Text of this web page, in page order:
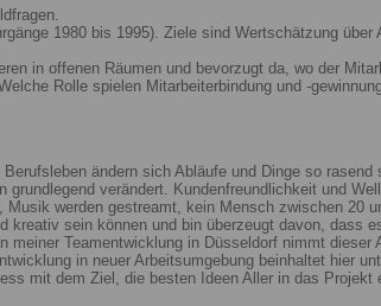
1980 bis 1995). Ziele sind Wertschätzung über
in offenen Räumen und bevorzugt da, wo der
Rolle spielen Mitarbeiterbindung und -
ändern sich Abläufe und Dinge so
verändert. Kundenfreundlichkeit und
werden gestreamt, kein Mensch zwischen 20
sein können und bin überzeugt davon, dass
Teamentwicklung in Düsseldorf nimmt dieser
in neuer Arbeitsumgebung beinhaltet hier
mit dem Ziel, die besten Ideen Aller in das